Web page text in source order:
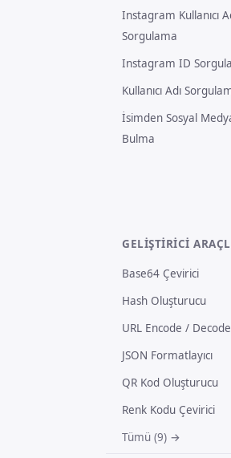
Instagram Kullanıcı
Sorgulama
Instagram ID
Kullanıcı Adı
İsimden Sosyal
Bulma
GELIŞTIRICI
Base64 Çevirici
Hash Oluşturucu
URL Encode / Decode
JSON Formatlayıcı
QR Kod Oluşturucu
Renk Kodu Çevirici
Tümü (9) →